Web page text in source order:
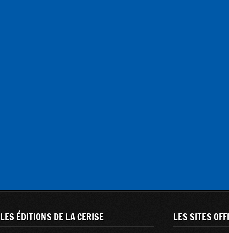
LES ÉDITIONS DE LA CERISE LES SITES